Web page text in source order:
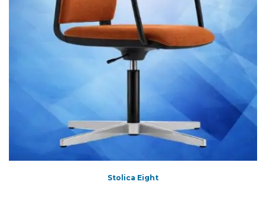
Stolica Eight